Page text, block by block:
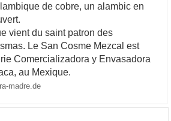
de cobre, un alambic en
vient du saint patron des
Le San Cosme Mezcal est
Comercializadora y Envasadora
au Mexique.
madre.de